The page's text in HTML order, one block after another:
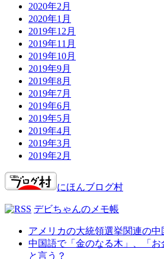
2020年2月
2020年1月
2019年12月
2019年11月
2019年10月
2019年9月
2019年8月
2019年7月
2019年6月
2019年5月
2019年4月
2019年3月
2019年2月
にほんブログ村
デビちゃんのメモ帳
アメリカの大統領選挙関連の中
中国語で「金のなる木」、「
と言う？